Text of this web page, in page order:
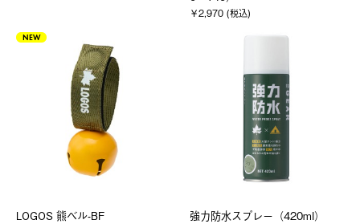
￥2,970 (税込)
NEW
LOGOS 熊ベル-BF 強力防水スプレー（420ml）